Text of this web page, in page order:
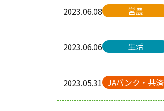
2023.06.08 営農
2023.06.06 生活
2023.05.31 JAバンク・共済